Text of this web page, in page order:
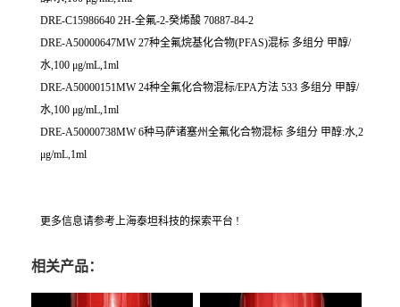
DRE-C15986640 2H-全氟-2-癸烯酸 70887-84-2
DRE-A50000647MW 27种全氟烷基化合物(PFAS)混标 多组分 甲醇/
水,100 μg/mL,1ml
DRE-A50000151MW 24种全氟化合物混标/EPA方法 533 多组分 甲醇/
水,100 μg/mL,1ml
DRE-A50000738MW 6种马萨诸塞州全氟化合物混标 多组分 甲醇:水,2
μg/mL,1ml
更多信息请参考上海泰坦科技的探索平台 !
相关产品：